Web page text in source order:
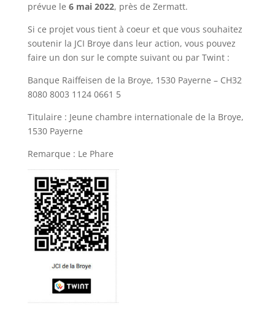
prévue le 6 mai 2022, près de Zermatt.
Si ce projet vous tient à coeur et que vous souhaitez
soutenir la JCI Broye dans leur action, vous pouvez
faire un don sur le compte suivant ou par Twint :
Banque Raiffeisen de la Broye, 1530 Payerne – CH32
8080 8003 1124 0661 5
Titulaire : Jeune chambre internationale de la Broye,
1530 Payerne
Remarque : Le Phare